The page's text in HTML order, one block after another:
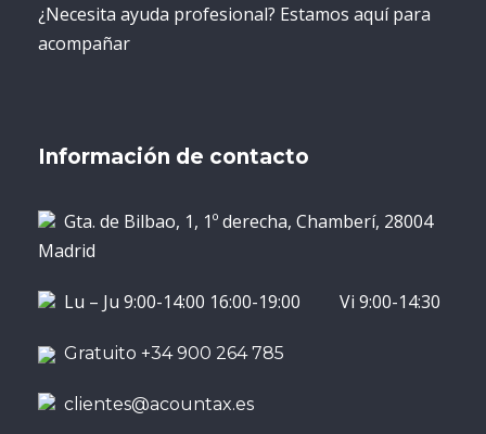
¿Necesita ayuda profesional? Estamos aquí para
acompañar
Información de contacto
Gta. de Bilbao, 1, 1º derecha, Chamberí, 28004
Madrid
Lu – Ju 9:00-14:00 16:00-19:00 Vi 9:00-14:30
Gratuito +34 900 264 785
clientes@acountax.es